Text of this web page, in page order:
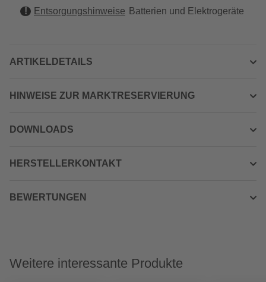
Entsorgungshinweise Batterien und Elektrogeräte
ARTIKELDETAILS
HINWEISE ZUR MARKTRESERVIERUNG
DOWNLOADS
HERSTELLERKONTAKT
BEWERTUNGEN
Weitere interessante Produkte